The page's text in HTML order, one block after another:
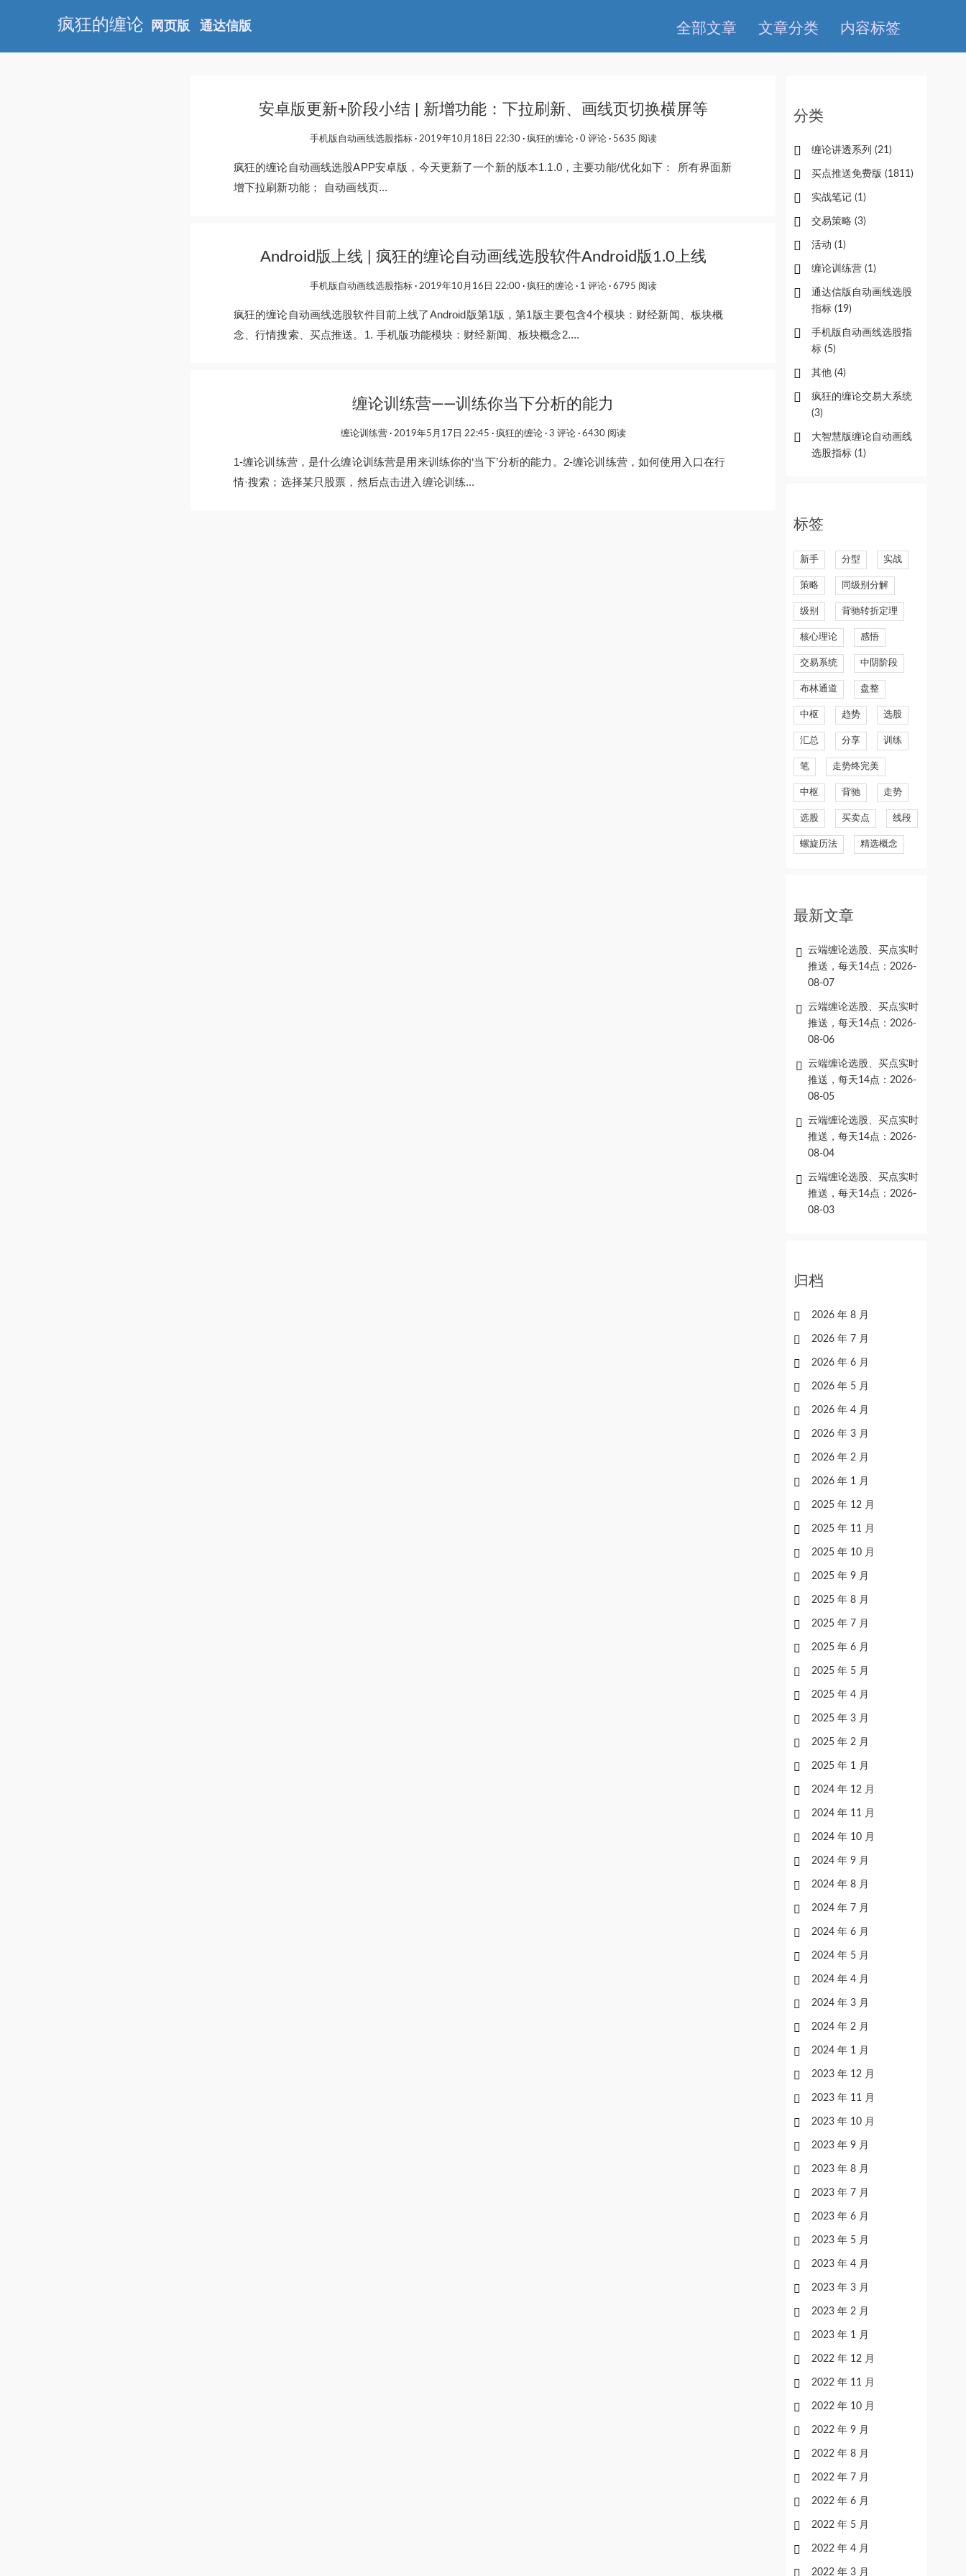
疯狂的缠论 网页版 通达信版 全部文章 文章分类 内容标签
安卓版更新+阶段小结 | 新增功能：下拉刷新、画线页切换横屏等
手机版自动画线选股指标 2019年10月18日 22:30 疯狂的缠论 0 评论 5635 阅读
疯狂的缠论自动画线选股APP安卓版，今天更新了一个新的版本1.1.0，主要功能/优化如下： 所有界面新
增下拉刷新功能； 自动画线页...
Android版上线 | 疯狂的缠论自动画线选股软件Android版1.0上线
手机版自动画线选股指标 2019年10月16日 22:00 疯狂的缠论 1 评论 6795 阅读
疯狂的缠论自动画线选股软件目前上线了Android版第1版，第1版主要包含4个模块：财经新闻、板块概
念、行情搜索、买点推送。1. 手机版功能模块：财经新闻、板块概念2....
缠论训练营——训练你当下分析的能力
缠论训练营 2019年5月17日 22:45 疯狂的缠论 3 评论 6430 阅读
1-缠论训练营，是什么缠论训练营是用来训练你的‘当下’分析的能力。2-缠论训练营，如何使用入口在行
情·搜索；选择某只股票，然后点击进入缠论训练...
分类
缠论讲透系列(21)
买点推送免费版(1811)
实战笔记(1)
交易策略(3)
活动(1)
缠论训练营(1)
通达信版自动画线选股
指标(19)
手机版自动画线选股指
标(5)
其他(4)
疯狂的缠论交易大系统
(3)
大智慧版缠论自动画线
选股指标(1)
标签
新手 分型 实战
策略 同级别分解
级别 背驰转折定理
核心理论 感悟
交易系统 中阴阶段
布林通道 盘整
中枢 趋势 选股
汇总 分享 训练
笔 走势终完美
中枢 背驰 走势
选股 买卖点 线段
螺旋历法 精选概念
最新文章
云端缠论选股、买点实时
推送，每天14点：2026-
08-07
云端缠论选股、买点实时
推送，每天14点：2026-
08-06
云端缠论选股、买点实时
推送，每天14点：2026-
08-05
云端缠论选股、买点实时
推送，每天14点：2026-
08-04
云端缠论选股、买点实时
推送，每天14点：2026-
08-03
归档
2026 年 8 月
2026 年 7 月
2026 年 6 月
2026 年 5 月
2026 年 4 月
2026 年 3 月
2026 年 2 月
2026 年 1 月
2025 年 12 月
2025 年 11 月
2025 年 10 月
2025 年 9 月
2025 年 8 月
2025 年 7 月
2025 年 6 月
2025 年 5 月
2025 年 4 月
2025 年 3 月
2025 年 2 月
2025 年 1 月
2024 年 12 月
2024 年 11 月
2024 年 10 月
2024 年 9 月
2024 年 8 月
2024 年 7 月
2024 年 6 月
2024 年 5 月
2024 年 4 月
2024 年 3 月
2024 年 2 月
2024 年 1 月
2023 年 12 月
2023 年 11 月
2023 年 10 月
2023 年 9 月
2023 年 8 月
2023 年 7 月
2023 年 6 月
2023 年 5 月
2023 年 4 月
2023 年 3 月
2023 年 2 月
2023 年 1 月
2022 年 12 月
2022 年 11 月
2022 年 10 月
2022 年 9 月
2022 年 8 月
2022 年 7 月
2022 年 6 月
2022 年 5 月
2022 年 4 月
2022 年 3 月